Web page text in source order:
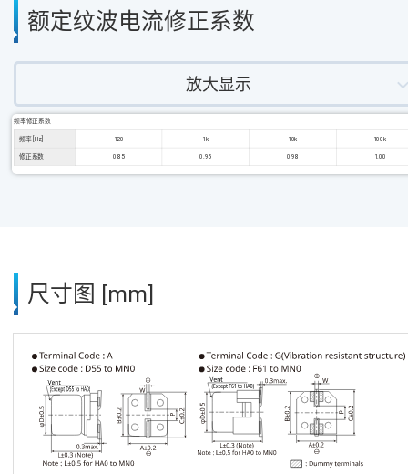
额定纹波电流修正系数
放大显示
频率修正系数
频率 [Hz] 120 1k 10k 100k
修正系数 0.85 0.95 0.98 1.00
尺寸图 [mm]